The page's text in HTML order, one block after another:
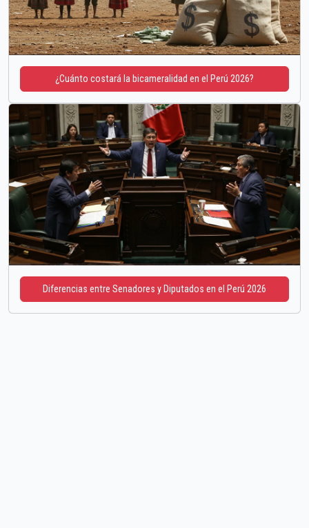
¿Cuánto costará la bicameralidad en el Perú 2026?
Diferencias entre Senadores y Diputados en el Perú 2026